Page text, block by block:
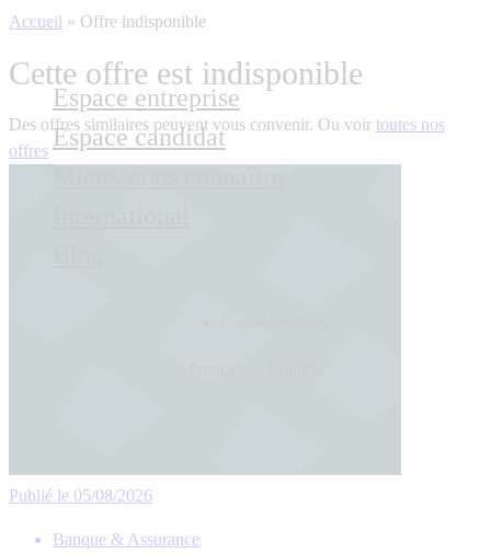
Espace entreprise
Espace candidat
Accueil » Offre indisponible
Cette offre est indisponible
Des offres similaires peuvent vous convenir. Ou voir toutes nos
offres
Publié le 05/08/2026
Banque & Assurance